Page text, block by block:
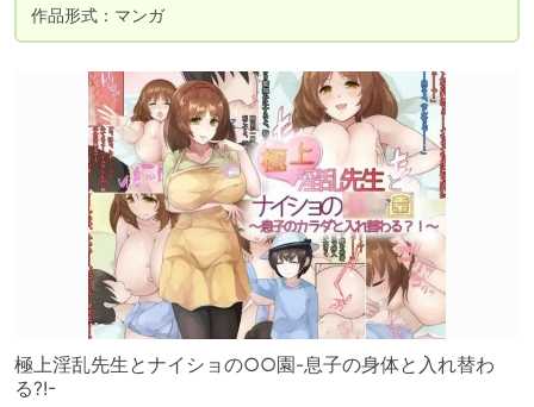
作品形式：マンガ
極上淫乱先生とナイショの○○園-息子の身体と入れ替わ
る?!-